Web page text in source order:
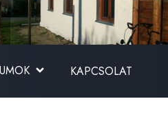
KAPCSOLAT